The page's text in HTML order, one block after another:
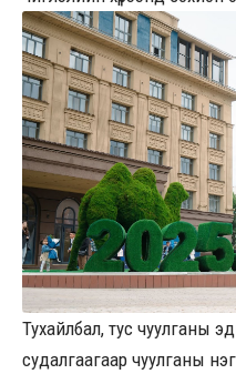
Тухайлбал, тус чуулганы
судалгаагаар чуулганы